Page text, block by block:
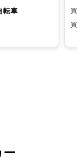
転車
ー